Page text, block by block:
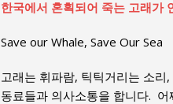
한국에서 혼획되어 죽는 고래가
Save our Whale, Save Our Sea
고래는 휘파람, 틱틱거리는 소
동료들과 의사소통을 합니다.